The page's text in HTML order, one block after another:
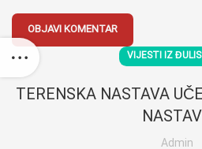
VIJESTI IZ
TERENSKA NASTAVA
Admin